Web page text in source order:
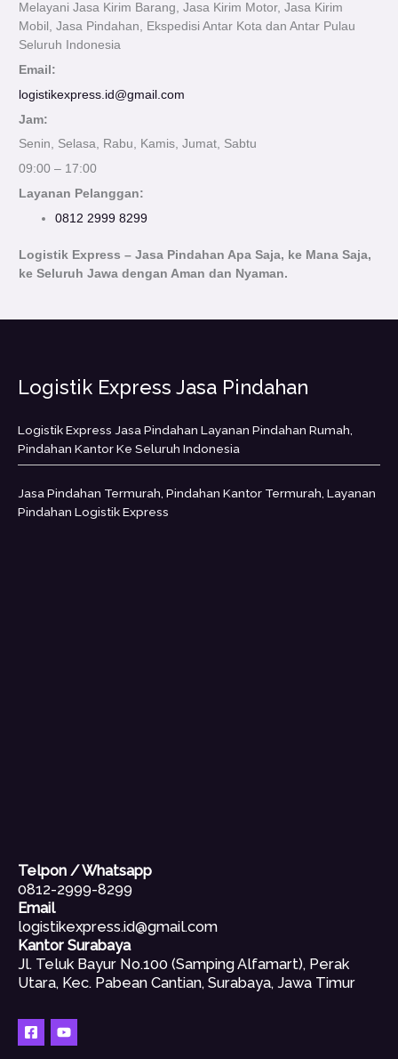
Melayani Jasa Kirim Barang, Jasa Kirim Motor, Jasa Kirim
Mobil, Jasa Pindahan, Ekspedisi Antar Kota dan Antar Pulau
Seluruh Indonesia
Email:
logistikexpress.id@gmail.com
Jam:
Senin, Selasa, Rabu, Kamis, Jumat, Sabtu
09:00 – 17:00
Layanan Pelanggan:
0812 2999 8299
Logistik Express – Jasa Pindahan Apa Saja, ke Mana Saja,
ke Seluruh Jawa dengan Aman dan Nyaman.
Logistik Express Jasa Pindahan
Logistik Express Jasa Pindahan Layanan Pindahan Rumah,
Pindahan Kantor Ke Seluruh Indonesia
Jasa Pindahan Termurah, Pindahan Kantor Termurah, Layanan
Pindahan Logistik Express
Telpon / Whatsapp
0812-2999-8299
Email
logistikexpress.id@gmail.com
Kantor Surabaya
Jl. Teluk Bayur No.100 (Samping Alfamart), Perak
Utara, Kec. Pabean Cantian, Surabaya, Jawa Timur